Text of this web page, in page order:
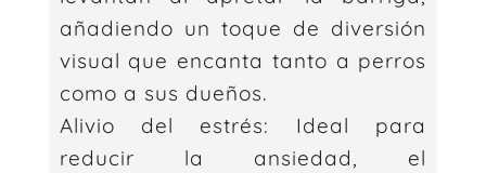
añadiendo un toque de diversión
visual que encanta tanto a perros
como a sus dueños.
Alivio del estrés: Ideal para
reducir la ansiedad, el